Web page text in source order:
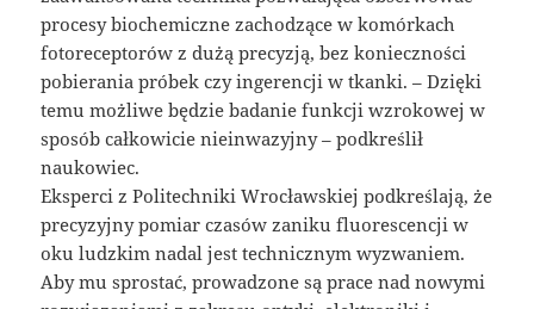
procesy biochemiczne zachodzące w komórkach
fotoreceptorów z dużą precyzją, bez konieczności
pobierania próbek czy ingerencji w tkanki. – Dzięki
temu możliwe będzie badanie funkcji wzrokowej w
sposób całkowicie nieinwazyjny – podkreślił
naukowiec.
Eksperci z Politechniki Wrocławskiej podkreślają, że
precyzyjny pomiar czasów zaniku fluorescencji w
oku ludzkim nadal jest technicznym wyzwaniem.
Aby mu sprostać, prowadzone są prace nad nowymi